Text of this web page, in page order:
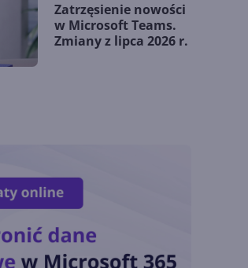
Zatrzęsienie nowości
w Microsoft Teams.
Zmiany z lipca 2026 r.
OpenAI tnie ceny
modeli GPT-5.6.
Odpowiedź na presję
Chin